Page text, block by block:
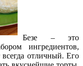
Безе – это
ингредиентов,
всегда отличный. Его